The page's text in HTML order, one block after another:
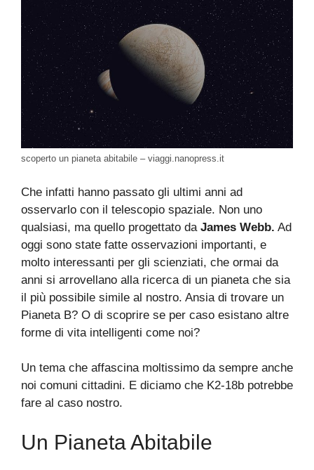
scoperto un pianeta abitabile – viaggi.nanopress.it
Che infatti hanno passato gli ultimi anni ad
osservarlo con il telescopio spaziale. Non uno
qualsiasi, ma quello progettato da James Webb. Ad
oggi sono state fatte osservazioni importanti, e
molto interessanti per gli scienziati, che ormai da
anni si arrovellano alla ricerca di un pianeta che sia
il più possibile simile al nostro. Ansia di trovare un
Pianeta B? O di scoprire se per caso esistano altre
forme di vita intelligenti come noi?
Un tema che affascina moltissimo da sempre anche
noi comuni cittadini. E diciamo che K2-18b potrebbe
fare al caso nostro.
Un Pianeta Abitabile